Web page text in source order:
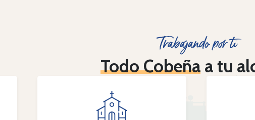
Trabajando por ti
Todo Cobeñaa tu